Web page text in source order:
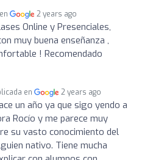
2 years ago
Online y Presenciales,
muy buena enseñanza ,
! Recomendado
en 2 years ago
un año ya que sigo yendo a
Rocío y me parece muy
su vasto conocimiento del
nativo. Tiene mucha